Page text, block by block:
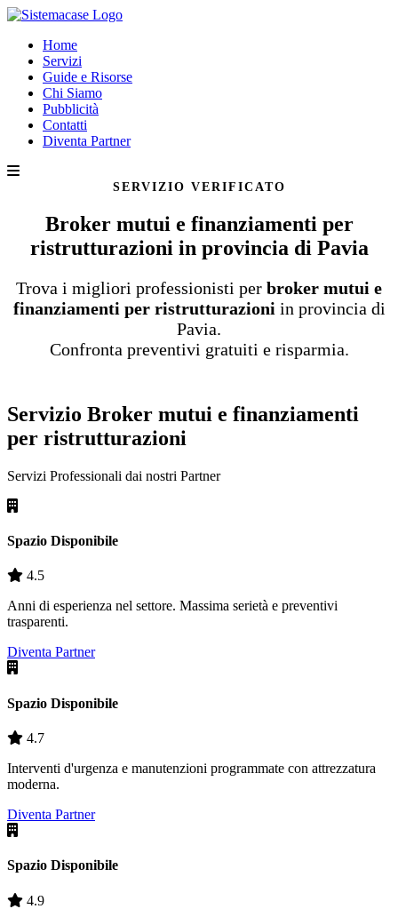
Home
Servizi
Guide e Risorse
Chi Siamo
Pubblicità
Contatti
Diventa Partner
SERVIZIO VERIFICATO
Broker mutui e finanziamenti per
ristrutturazioni in provincia di Pavia
Trova i migliori professionisti per broker mutui e
finanziamenti per ristrutturazioni in provincia di
Pavia.
Confronta preventivi gratuiti e risparmia.
Servizio Broker mutui e finanziamenti
per ristrutturazioni
Servizi Professionali dai nostri Partner
Spazio Disponibile
4.5
Anni di esperienza nel settore. Massima serietà e preventivi
trasparenti.
Diventa Partner
Spazio Disponibile
4.7
Interventi d'urgenza e manutenzioni programmate con attrezzatura
moderna.
Diventa Partner
Spazio Disponibile
4.9